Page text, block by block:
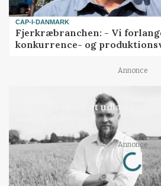
CAP-I-DANMARK
Fjerkræbranchen: - Vi
konkurrence- og
Annonce
Det er en uskik at udlægge et
Annonce